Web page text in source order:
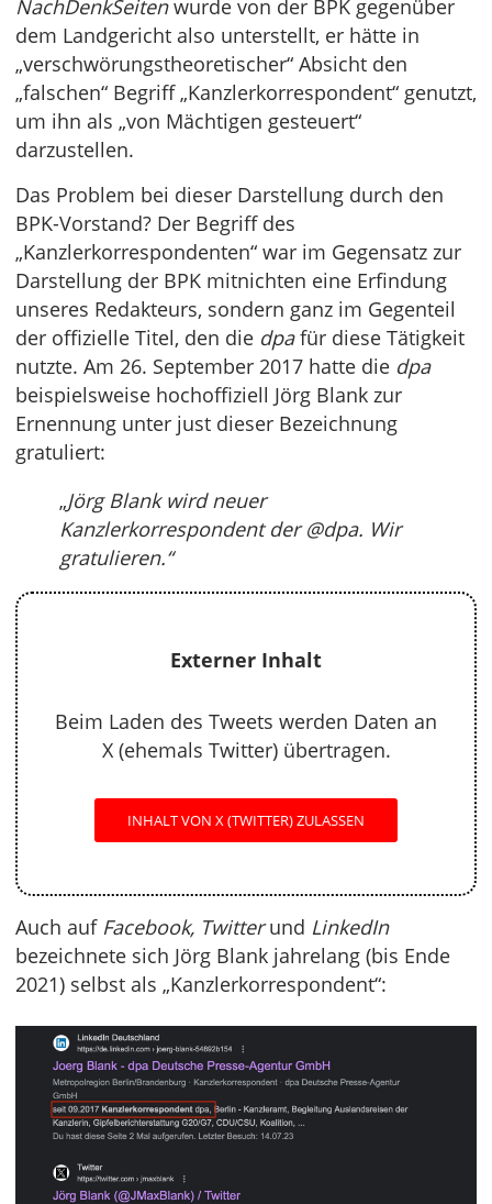
NachDenkSeitenwurde von der BPK gegenüber
dem Landgericht also unterstellt, er hätte in
„verschwörungstheoretischer“ Absicht den
„falschen“ Begriff „Kanzlerkorrespondent“ genutzt,
um ihn als „von Mächtigen gesteuert“
darzustellen.
Das Problem bei dieser Darstellung durch den
BPK-Vorstand? Der Begriff des
„Kanzlerkorrespondenten“ war im Gegensatz zur
Darstellung der BPK mitnichten eine Erfindung
unseres Redakteurs, sondern ganz im Gegenteil
der offizielle Titel, den die dpafür diese Tätigkeit
nutzte. Am 26. September 2017 hatte die dpa
beispielsweise hochoffiziell Jörg Blank zur
Ernennung unter just dieser Bezeichnung
gratuliert:
„Jörg Blank wird neuer
Kanzlerkorrespondent der @dpa. Wir
gratulieren.“
Externer Inhalt
Beim Laden des Tweets werden Daten an
X (ehemals Twitter) übertragen.
INHALT VON X (TWITTER) ZULASSEN
Auch auf Facebook, Twitterund LinkedIn
bezeichnete sich Jörg Blank jahrelang (bis Ende
2021) selbst als „Kanzlerkorrespondent“: